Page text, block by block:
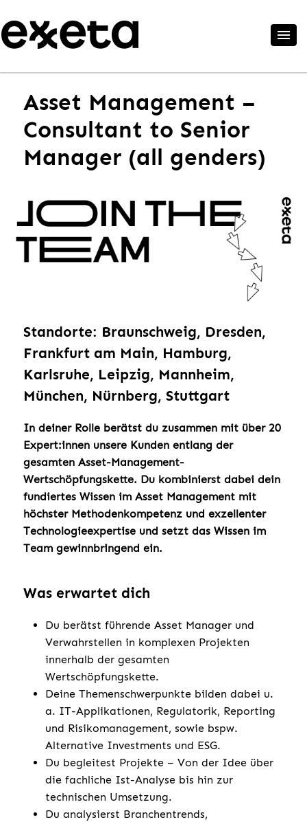
Asset Management –
Consultant to Senior
Manager (all genders)
Standorte: Braunschweig, Dresden,
Frankfurt am Main, Hamburg,
Karlsruhe, Leipzig, Mannheim,
München, Nürnberg, Stuttgart
In deiner Rolle berätst du zusammen mit über 20
Expert:innen unsere Kunden entlang der
gesamten Asset-Management-
Wertschöpfungskette. Du kombinierst dabei dein
fundiertes Wissen im Asset Management mit
höchster Methodenkompetenz und exzellenter
Technologieexpertise und setzt das Wissen im
Team gewinnbringend ein.
Was erwartet dich
Du berätst führende Asset Manager und
Verwahrstellen in komplexen Projekten
innerhalb der gesamten
Wertschöpfungskette.
Deine Themenschwerpunkte bilden dabei u.
a. IT-Applikationen, Regulatorik, Reporting
und Risikomanagement, sowie bspw.
Alternative Investments und ESG.
Du begleitest Projekte – Von der Idee über
die fachliche Ist-Analyse bis hin zur
technischen Umsetzung.
Du analysierst Branchentrends,